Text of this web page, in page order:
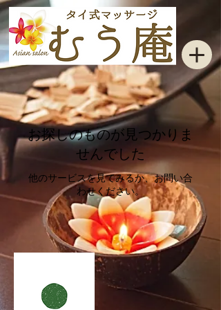
お探しのものが見つかりま
せんでした
他のサービスを見てみるか、お問い合
わせください。